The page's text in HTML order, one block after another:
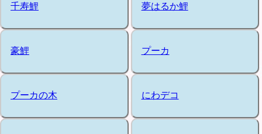
千寿鯉 夢はるか鯉
豪鯉 プーカ
プーカの木 にわデコ